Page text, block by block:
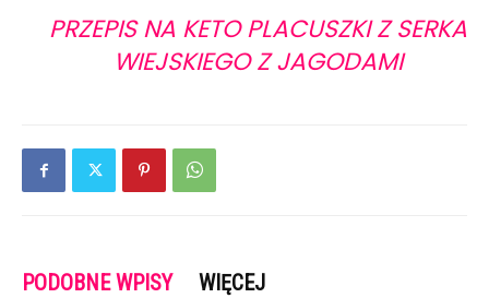
PRZEPIS NA KETO PLACUSZKI Z SERKA
WIEJSKIEGO Z JAGODAMI
PODOBNE WPISY WIĘCEJ